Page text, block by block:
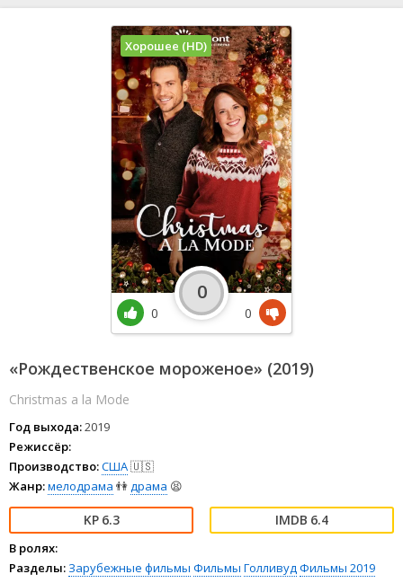
«Рождественское мороженое» (2019)
Christmas a la Mode
Год выхода:2019
Режиссёр:
Производство:США🇺🇸
Жанр:мелодрама 👫драма 😫
6.3 6.4
В ролях:
Разделы: Зарубежные фильмы Фильмы ГолливудФильмы 2019
Хорошее (HD)
0
0
0